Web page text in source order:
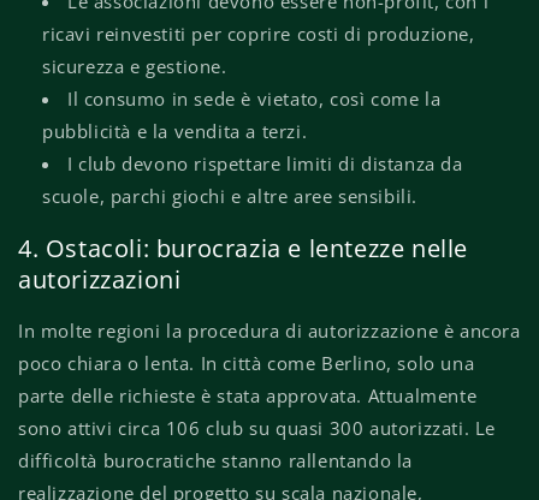
ricavi reinvestiti per coprire costi di produzione,
sicurezza e gestione.
Il consumo in sede è vietato, così come la
pubblicità e la vendita a terzi.
I club devono rispettare limiti di distanza da
scuole, parchi giochi e altre aree sensibili.
4. Ostacoli: burocrazia e lentezze nelle
autorizzazioni
In molte regioni la procedura di autorizzazione è ancora
poco chiara o lenta. In città come Berlino, solo una
parte delle richieste è stata approvata. Attualmente
sono attivi circa 106 club su quasi 300 autorizzati. Le
difficoltà burocratiche stanno rallentando la
realizzazione del progetto su scala nazionale,